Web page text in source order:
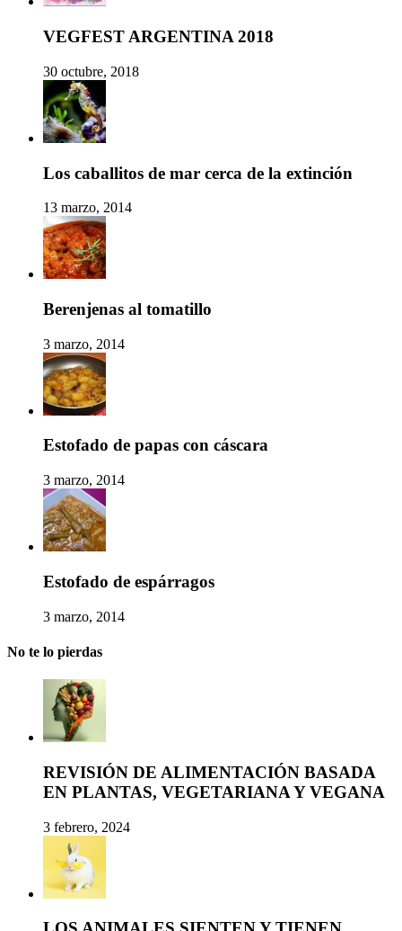
VEGFEST ARGENTINA 2018
30 octubre, 2018
Los caballitos de mar cerca de la extinción
13 marzo, 2014
Berenjenas al tomatillo
3 marzo, 2014
Estofado de papas con cáscara
3 marzo, 2014
Estofado de espárragos
3 marzo, 2014
No te lo pierdas
REVISIÓN DE ALIMENTACIÓN BASADA
EN PLANTAS, VEGETARIANA Y VEGANA
3 febrero, 2024